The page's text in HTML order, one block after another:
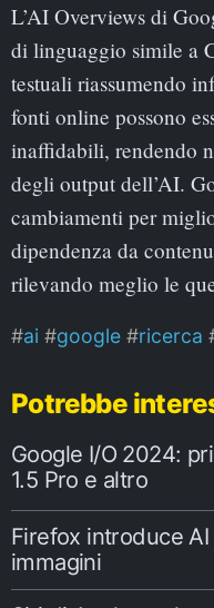
L’AI Overviews di
di linguaggio simile a
testuali riassumendo
fonti online possono
inaffidabili, rendendo
degli output dell’AI.
cambiamenti per
dipendenza da
rilevando meglio le
ai google ricerca
Potrebbe
Google I/O 2024:
1.5 Pro e altro
Firefox introduce
immagini